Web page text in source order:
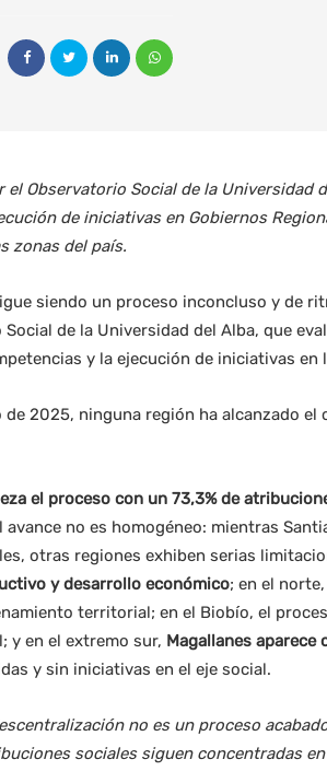
Observatorio Social de la Universidad
de iniciativas en Gobiernos
zonas del país.
siendo un proceso inconcluso y de
de la Universidad del Alba, que
y la ejecución de iniciativas en
2025, ninguna región ha alcanzado
el proceso con un 73,3% de
no es homogéneo: mientras
otras regiones exhiben serias
y desarrollo económico; en el
territorial; en el Biobío, el
y en el extremo sur, Magallanes aparece
y sin iniciativas en el eje social.
no es un proceso
sociales siguen concentradas